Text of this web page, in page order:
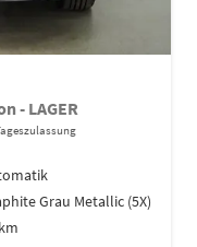
- LAGER
Grau Metallic (5X)